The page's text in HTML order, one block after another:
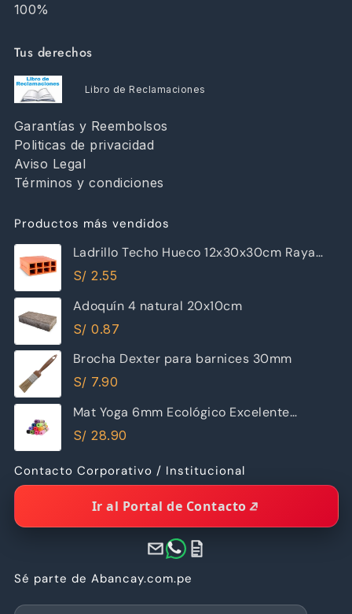
100%
Tus derechos
Libro de Reclamaciones
Garantías y Reembolsos
Politicas de privacidad
Aviso Legal
Términos y condiciones
Productos más vendidos
Ladrillo Techo Hueco 12x30x30cm Raya
Piramide
S/ 2.55
Adoquín 4 natural 20x10cm
S/ 0.87
Brocha Dexter para barnices 30mm
S/ 7.90
Mat Yoga 6mm Ecológico Excelente
Calidad
S/ 28.90
Contacto Corporativo / Institucional
Ir al Portal de Contacto
Sé parte de Abancay.com.pe